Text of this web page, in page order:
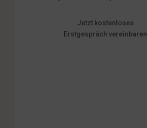
Jetzt kostenloses
Erstgespräch vereinbaren